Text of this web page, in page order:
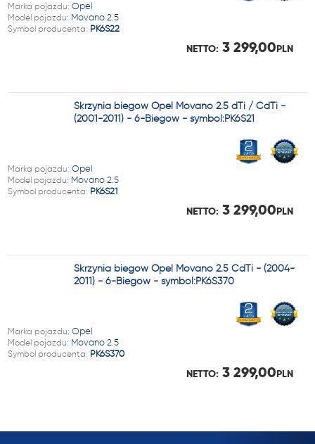
Marka pojazdu: Opel
Model pojazdu: Movano 2.5
Symbol producenta: PK6S22
NETTO: 3 299,00PLN
Skrzynia biegów Opel Movano 2.5 dTi / CdTi -
(2001-2011) - 6-Biegów - symbol:PK6S21
Marka pojazdu: Opel
Model pojazdu: Movano 2.5
Symbol producenta: PK6S21
NETTO: 3 299,00PLN
Skrzynia biegów Opel Movano 2.5 CdTi - (2004-
2011) - 6-Biegów - symbol:PK6S370
Marka pojazdu: Opel
Model pojazdu: Movano 2.5
Symbol producenta: PK6S370
NETTO: 3 299,00PLN